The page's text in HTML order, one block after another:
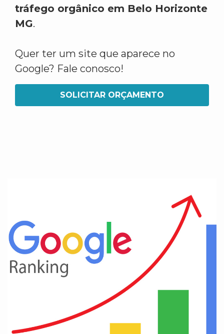
tráfego orgânico em Belo Horizonte
MG.
Quer ter um site que aparece no
Google? Fale conosco!
SOLICITAR ORÇAMENTO